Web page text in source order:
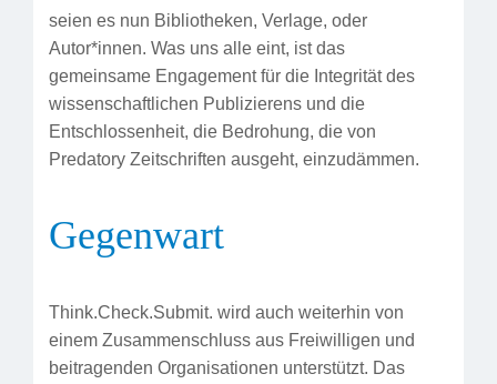
seien es nun Bibliotheken, Verlage, oder
Autor*innen. Was uns alle eint, ist das
gemeinsame Engagement für die Integrität des
wissenschaftlichen Publizierens und die
Entschlossenheit, die Bedrohung, die von
Predatory Zeitschriften ausgeht, einzudämmen.
Gegenwart
Think.Check.Submit. wird auch weiterhin von
einem Zusammenschluss aus Freiwilligen und
beitragenden Organisationen unterstützt. Das